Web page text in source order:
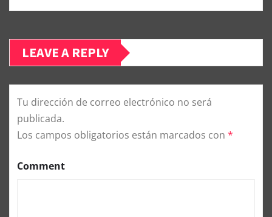
LEAVE A REPLY
Tu dirección de correo electrónico no será
publicada.
Los campos obligatorios están marcados con *
Comment